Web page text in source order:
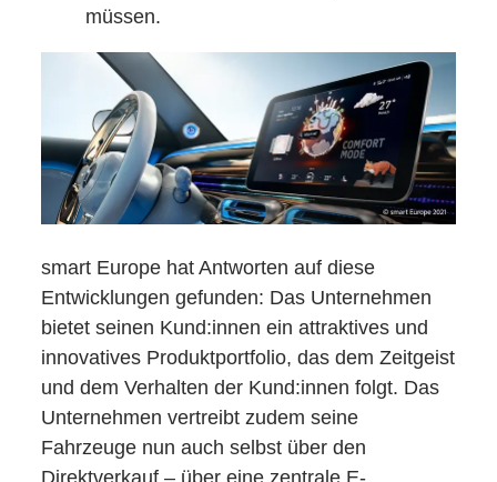
müssen.
smart Europe hat Antworten auf diese
Entwicklungen gefunden: Das Unternehmen
bietet seinen Kund:innen ein attraktives und
innovatives Produktportfolio, das dem Zeitgeist
und dem Verhalten der Kund:innen folgt. Das
Unternehmen vertreibt zudem seine
Fahrzeuge nun auch selbst über den